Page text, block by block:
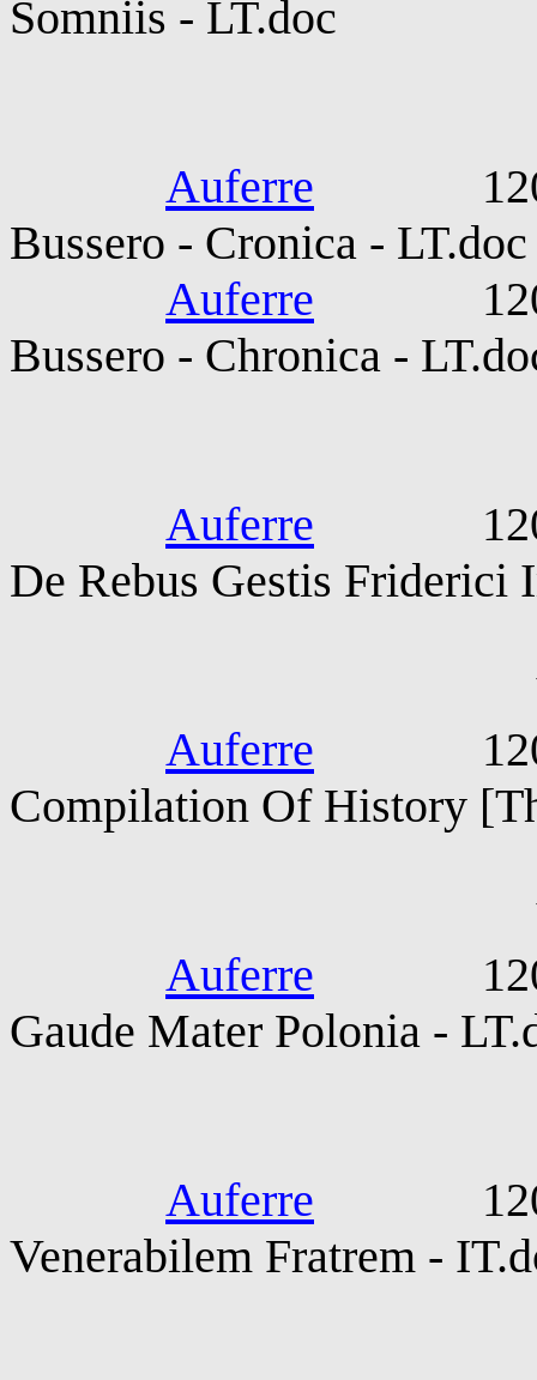
Somniis - LT.doc
Auferre 1200-
Bussero - Cronica - LT.doc
Auferre 1200-
Bussero - Chronica -
Auferre 1200-
De Rebus Gestis Friderici
Vardan
Auferre 1200-
Compilation Of History
Vincentii
Auferre 1200-
Gaude Mater Polonia -
Auferre 1201-
Venerabilem Fratrem -